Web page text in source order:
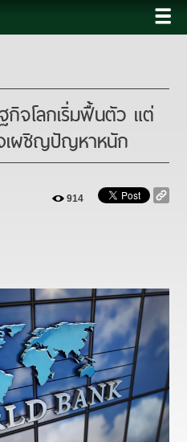
กิจโลกเริ่มฟื้นตัว แต่
เผชิญปัญหาหนัก
914